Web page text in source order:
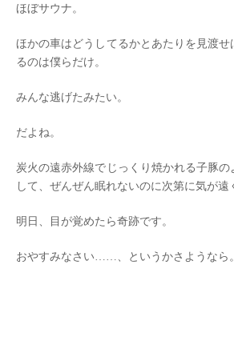
ほぼサウナ。
ほかの車はどうしてるかとあたりを見渡せ
るのは僕らだけ。
みんな逃げたみたい。
だよね。
炭火の遠赤外線でじっくり焼かれる子豚
して、ぜんぜん眠れないのに次第に気が遠
明日、目が覚めたら奇跡です。
おやすみなさい……、というかさようなら。